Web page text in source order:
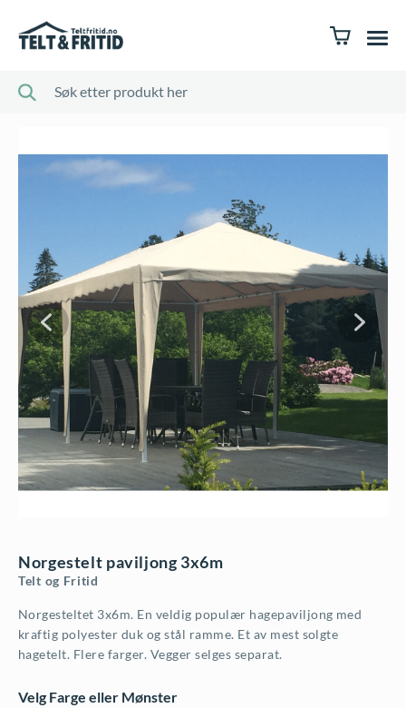
Norgestelt paviljong 3x6m
Telt og Fritid
Norgesteltet 3x6m. En veldig populær hagepaviljong med
kraftig polyester duk og stål ramme. Et av mest solgte
hagetelt. Flere farger. Vegger selges separat.
Velg Farge eller Mønster